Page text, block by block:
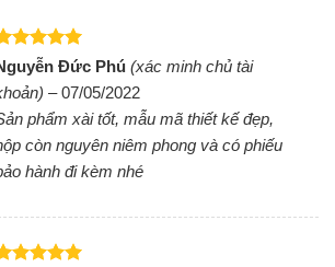
loại sắt sơn tĩnh điện như các
thường cùng tầm giá. Vật liệu này
rất tốt, bảo vệ linh kiện điện tử khỏi
của môi trường. Trên thân bếp có
phân bố đều xung quanh giúp
góp phần nâng cao độ bền của
hữu 1 quạt gió dạng đồng trục
xếp
hạng
Đức Phú(xác minh chủ tài
– 07/05/2022
phẩm xài tốt, mẫu mã thiết kế đẹp,
còn nguyên niêm phong và có phiếu
hành đi kèm nhé